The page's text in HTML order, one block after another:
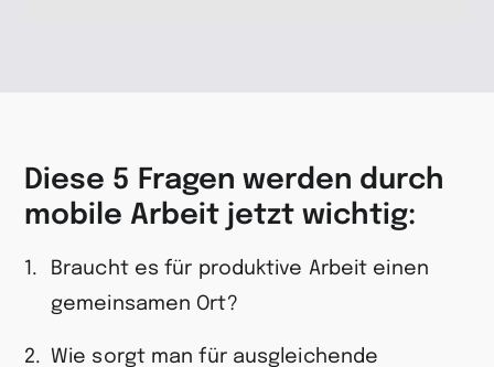
Diese 5 Fragen werden durch
mobile Arbeit jetzt wichtig:
Braucht es für produktive Arbeit einen
gemeinsamen Ort?
Wie sorgt man für ausgleichende